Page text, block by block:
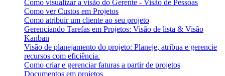
Como visualizar a visão do Gerente - Visão de Pessoas
Como ver Custos em Projetos
Como atribuir um cliente ao seu projeto
Gerenciando Tarefas em Projetos: Visão de lista & Visão
Kanban
Visão de planejamento do projeto: Planeje, atribua e gerencie
recursos com eficiência.
Como criar e gerenciar faturas a partir de projetos
Documentos em projetos